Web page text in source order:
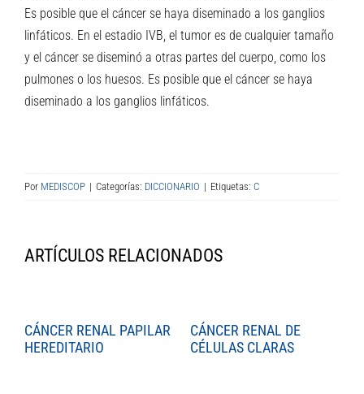
Es posible que el cáncer se haya diseminado a los ganglios
linfáticos. En el estadio IVB, el tumor es de cualquier tamaño
y el cáncer se diseminó a otras partes del cuerpo, como los
pulmones o los huesos. Es posible que el cáncer se haya
diseminado a los ganglios linfáticos.
Por MEDISCOP | Categorías: DICCIONARIO | Etiquetas: C
ARTÍCULOS RELACIONADOS
CÁNCER RENAL PAPILAR
HEREDITARIO
CÁNCER RENAL DE
CÉLULAS CLARAS